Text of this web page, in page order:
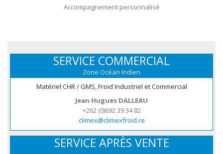
Accompagnement personnalisé
SERVICE COMMERCIAL
Zone Océan Indien
Matériel CHR / GMS, Froid Industriel et Commercial
Jean Hugues DALLEAU
+262 (0)692 39 34 82
climex@climexfroid.re
SERVICE APRÈS VENTE